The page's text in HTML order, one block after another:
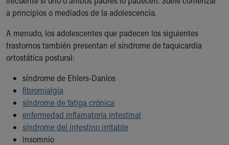
a principios o mediados de la adolescencia.
A menudo, los adolescentes que padecen los siguientes
trastornos también presentan el síndrome de taquicardia
ortostática postural:
síndrome de Ehlers-Danlos
fibromialgia
síndrome de fatiga crónica
enfermedad inflamatoria intestinal
síndrome del intestino irritable
insomnio